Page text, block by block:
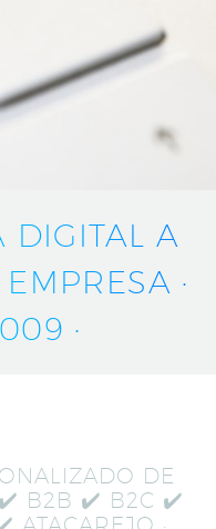
DIGITAL A
·
·
DE
✔️ B2B ✔️ B2C ✔️